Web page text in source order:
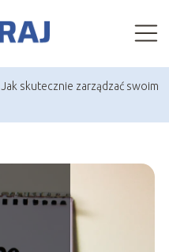
Jak skutecznie zarządzać swoim